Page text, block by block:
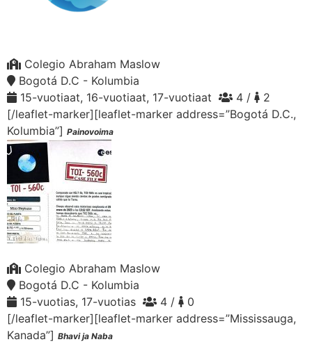
Colegio Abraham Maslow
Bogotá D.C - Kolumbia
15-vuotiaat, 16-vuotiaat, 17-vuotiaat
4 /
2
[/leaflet-marker][leaflet-marker address=”Bogotá D.C.,
Kolumbia”] Painovoima
Colegio Abraham Maslow
Bogotá D.C - Kolumbia
15-vuotias, 17-vuotias
4 /
0
[/leaflet-marker][leaflet-marker address=”Mississauga,
Kanada”] Bhavi ja Naba